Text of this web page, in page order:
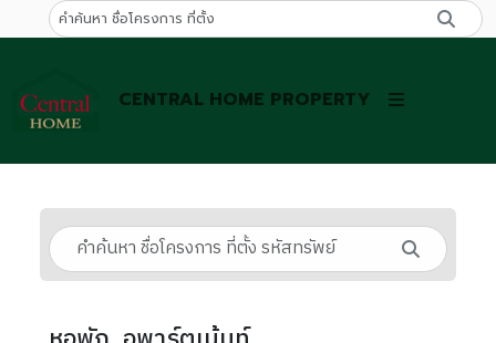
CENTRAL HOME PROPERTY